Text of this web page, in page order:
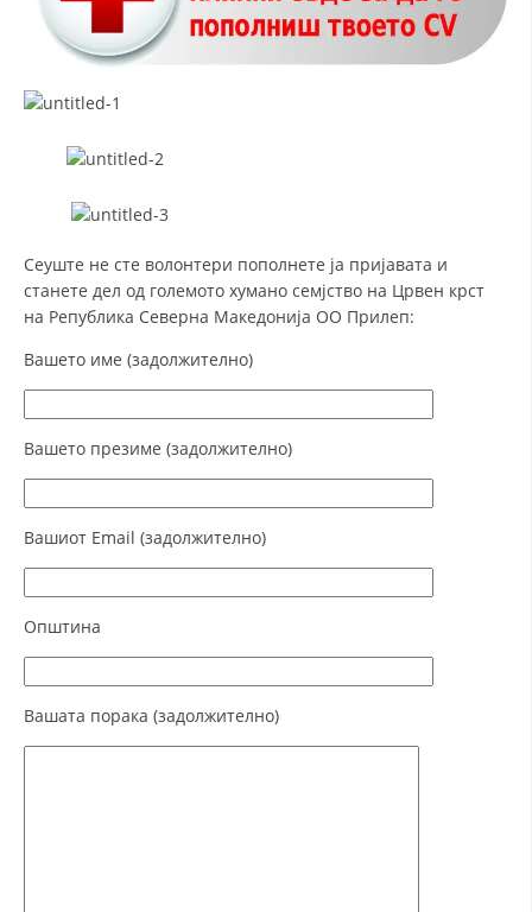
ОДНОСИ СО ЈАВНОСТ
ЗДРАВСТВЕНО ПРЕВЕНТИВНА ДЕЈНОСТ
ИНФОРМАЦИИ ЗА БОЛЕСТИ
ЗА НАС
Сеуште не сте волонтери пополнете ја пријавата и
станете дел од големото хумано семјство на Црвен крст
на Република Северна Македонија ОО Прилеп:
Вашето име (задолжително)
Вашето презиме (задолжително)
Вашиот Email (задолжително)
Општина
Вашата порака (задолжително)